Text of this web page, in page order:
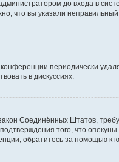
до входа в
что вы указали
периодически
в дискуссиях.
Соединённых Штатов,
того, что
обратитесь за помощью к